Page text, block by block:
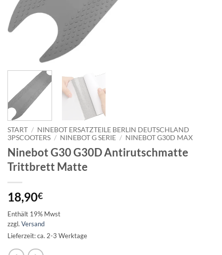
START / NINEBOT ERSATZTEILE BERLIN DEUTSCHLAND
3PSCOOTERS / NINEBOT G SERIE / NINEBOT G30D MAX
Ninebot G30 G30D Antirutschmatte
Trittbrett Matte
18,90€
Enthält 19% Mwst
zzgl. Versand
Lieferzeit: ca. 2-3 Werktage